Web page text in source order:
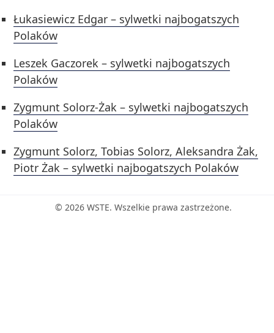
Łukasiewicz Edgar – sylwetki najbogatszych
Polaków
Leszek Gaczorek – sylwetki najbogatszych
Polaków
Zygmunt Solorz-Żak – sylwetki najbogatszych
Polaków
Zygmunt Solorz, Tobias Solorz, Aleksandra Żak,
Piotr Żak – sylwetki najbogatszych Polaków
© 2026 WSTE. Wszelkie prawa zastrzeżone.